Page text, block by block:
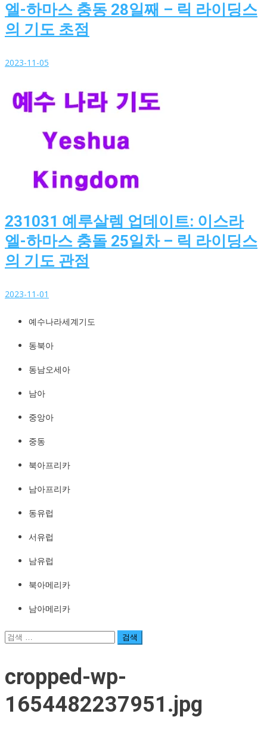
엘-하마스 충동 28일째 – 릭 라이딩스
의 기도 초점
2023-11-05
231031 예루살렘 업데이트: 이스라
엘-하마스 충돌 25일차 – 릭 라이딩스
의 기도 관점
2023-11-01
예수나라세계기도
http://YeshuaKingdom.kr
예수나라세계기도
동북아
동남오세아
남아
중앙아
중동
북아프리카
남아프리카
동유럽
서유럽
남유럽
북아메리카
남아메리카
검
cropped-wp-
1654482237951.jpg